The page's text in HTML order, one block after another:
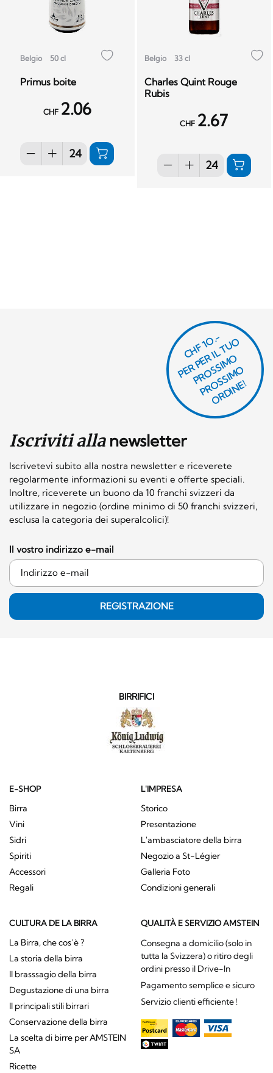
Belgio 50 cl
Primus boite
CHF 2.06
Belgio 33 cl
Charles Quint Rouge
Rubis
CHF 2.67
Iscriviti allanewsletter
Iscrivetevi subito alla nostra newsletter e riceverete
regolarmente informazioni su eventi e offerte speciali.
Inoltre, riceverete un buono da 10 franchi svizzeri da
utilizzare in negozio (ordine minimo di 50 franchi svizzeri,
esclusa la categoria dei superalcolici)!
CHF 1O.-
P
E
R
P
E
R I
L
T
U
O
P
R
O
S
SI
M
O
P
R
O
S
SI
M
O
O
R
DI
N
E!
Il vostro indirizzo e-mail
REGISTRAZIONE
BIRRIFICI
E-SHOP
Birra
Vini
Sidri
Spiriti
Accessori
Regali
L'IMPRESA
Storico
Presentazione
L'ambasciatore della birra
Negozio a St-Légier
Galleria Foto
Condizioni generali
CULTURA DE LA BIRRA
La Birra, che cos’è ?
La storia della birra
Il brasssagio della birra
Degustazione di una birra
Il principali stili birrari
Conservazione della birra
La scelta di birre per AMSTEIN
SA
Ricette
QUALITÀ E SERVIZIO AMSTEIN
Consegna a domicilio (solo in
tutta la Svizzera) o ritiro degli
ordini presso il Drive-In
Pagamento semplice e sicuro
Servizio clienti efficiente !